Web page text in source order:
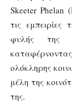
Skeeter Phelan
τις
φυλής της
ολόκληρης
μέλη της
της.